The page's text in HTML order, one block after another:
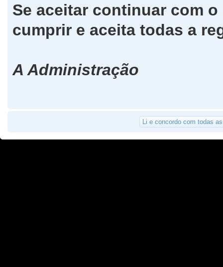
Se aceitar continuar com
cumprir e aceita todas a
A Administração